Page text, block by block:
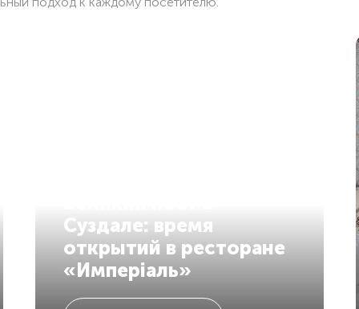
Суздале: время
открытий в ресторане
«Имперiаль»